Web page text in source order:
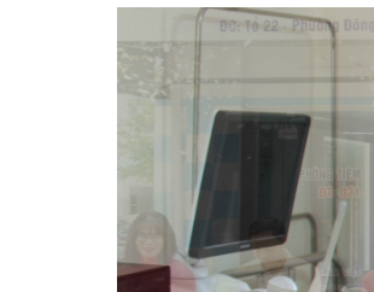
Lãnh đạo trung tâm
Chức năng nhiệm vụ
Tổ chức bộ máy
Các tổ chức đoàn thể
Đảng bộ
Công đoàn
Đoàn
Thời
Cập